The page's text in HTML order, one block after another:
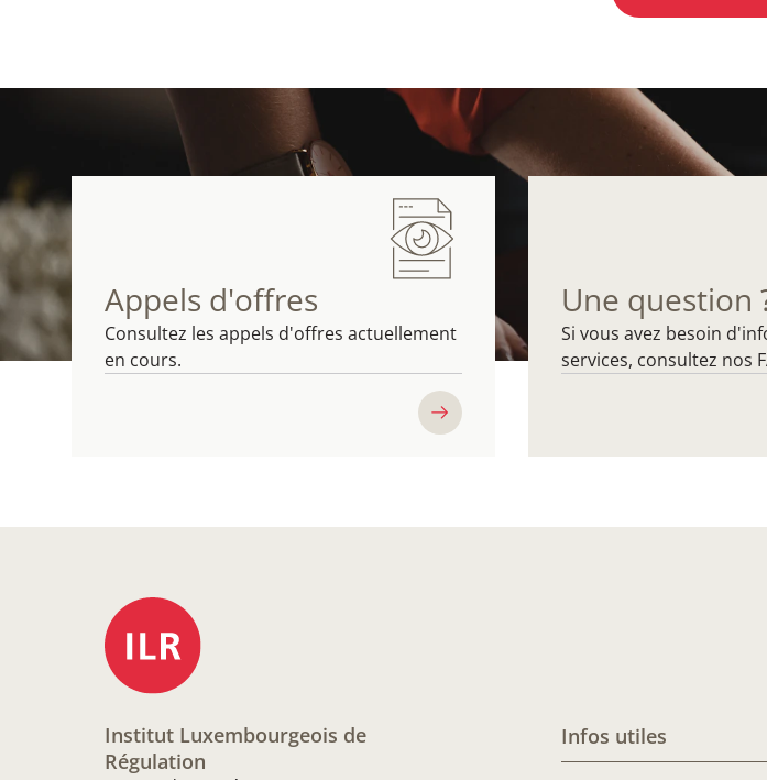
Appels d'offres
Consultez les appels d'offres actuellement
en cours.
Une question
Si vous avez besoin
services, consultez nos
Institut Luxembourgeois de
Régulation
Infos utiles